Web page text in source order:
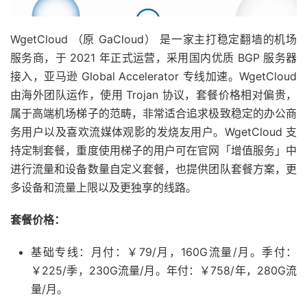
WgetCloud （原 GaCloud） 是一家主打稳定翻墙的机场
服务商，于 2021 年正式运营，采用国内优质 BGP 服务器
接入，亚马逊 Global Accelerator 专线加速。WgetCloud
由海外团队运作，使用 Trojan 协议，套餐价格相对偏贵，
属于高端机场梯子的范畴，非常适合追求极致稳定的办公商
务用户以及喜欢流媒体观影的发烧友用户。WgetCloud 支
持定制套餐，重度使用梯子的用户可在官网「增值服务」中
进行流量和设备数量自定义套餐，也提供团队套餐方案，更
多设备和流量上限以及更独享的线路。
套餐价格：
基础专线：月付：￥79/月，160G流量/月。季付：
￥225/季，230G流量/月。年付：￥758/年，280G流
量/月。